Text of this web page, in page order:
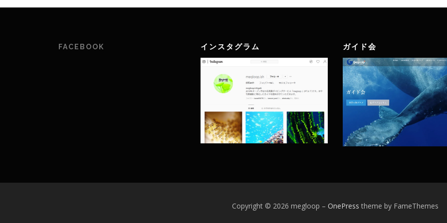
FACEBOOK インスタグラム ガイド会
Copyright © 2026 megloop – OnePress theme by FameThemes